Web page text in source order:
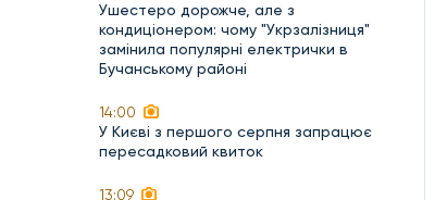
Ушестеро дорожче, але з
кондиціонером: чому "Укрзалізниця"
замінила популярні електрички в
Бучанському районі
14:00
У Києві з першого серпня запрацює
пересадковий квиток
13:09